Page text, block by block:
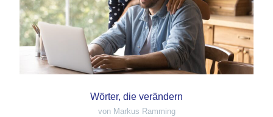
Wörter, die verändern
von Markus Ramming